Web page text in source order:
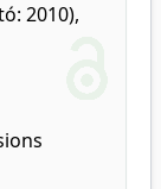
2010),